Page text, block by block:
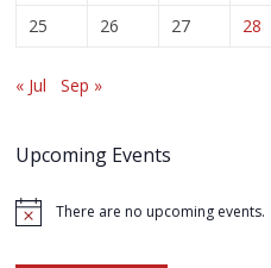
25
26 27 28
« Jul Sep »
Upcoming Events
There are no upcoming events.